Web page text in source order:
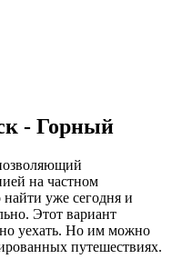
- Горный
на частном
уже сегодня и
Этот вариант
уехать. Но им можно
путешествиях.